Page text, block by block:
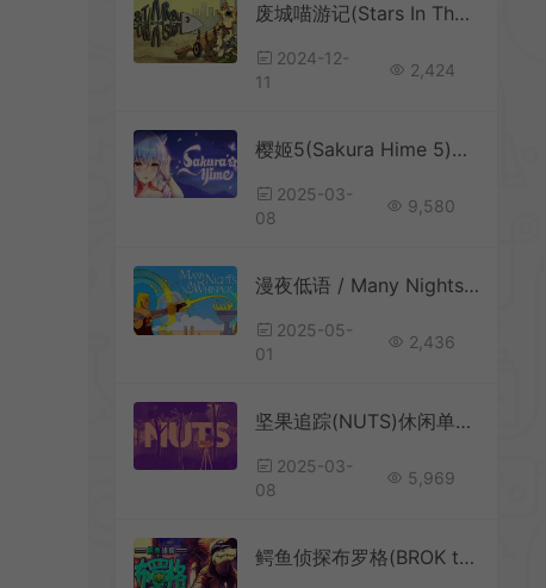
废城喵游记(Stars In The Trash)平台跳跃游戏|中文|攻略|视频|免费下载
2024-12-
11
2,424
樱姬5(Sakura Hime 5)二次元卡通解谜游戏|下载
2025-03-
08
9,580
漫夜低语 / Many Nights a Whisper 第三人称冥想射箭游戏
2025-05-
01
2,436
坚果追踪(NUTS)休闲单人监控解谜游戏|下载
2025-03-
08
5,969
鳄鱼侦探布罗格(BROK the InvestiGator)侦探剧情向冒险游戏|下载